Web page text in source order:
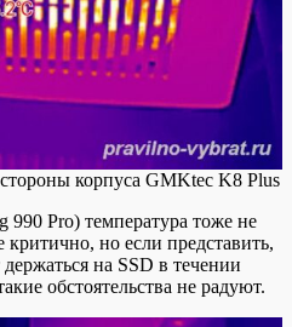
корпуса GMKtec K8 Plus
990 Pro) температура тоже не
критично, но если представить,
на SSD в течении
обстоятельства не радуют.